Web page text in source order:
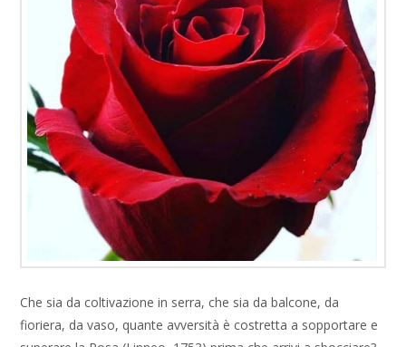
Che sia da coltivazione in serra, che sia da balcone, da
fioriera, da vaso, quante avversità è costretta a sopportare e